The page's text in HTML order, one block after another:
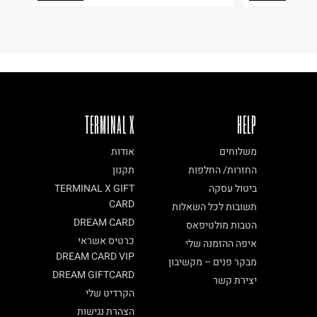
TERMINAL X
אודות
תקנון
TERMINAL X GIFT
CARD
DREAM CARD
כרטיס אשראי
DREAM CARD VIP
DREAM GIFTCARD
הקרדיט שלי
הצהרת נגישות
HELP
משלוחים
החזרות/ החלפות
ביטול עסקה
תשובות לכל השאלות
הטבות מולטיפאס
איפה ההזמנה שלי
מבקר פנים – מקשיבון
יצירת קשר